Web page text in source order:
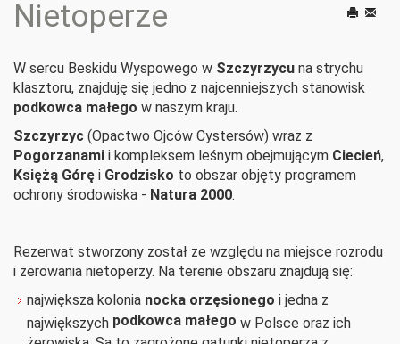
Nietoperze
W sercu Beskidu Wyspowego w Szczyrzycu na strychu
klasztoru, znajduję się jedno z najcenniejszych stanowisk
podkowca małego w naszym kraju.
Szczyrzyc (Opactwo Ojców Cystersów) wraz z
Pogorzanami i kompleksem leśnym obejmującym Ciecień,
Księżą Górę i Grodzisko to obszar objęty programem
ochrony środowiska - Natura 2000.
Rezerwat stworzony został ze względu na miejsce rozrodu
i żerowania nietoperzy. Na terenie obszaru znajdują się:
największa kolonia nocka orzęsionego i jedna z
największych podkowca małego w Polsce oraz ich
żerowiska. Są to zagrożone gatunki nietoperza z